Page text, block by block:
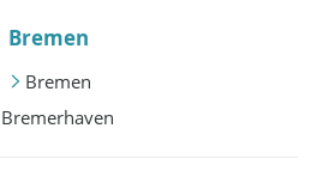
Bremen
Bremen
Bremerhaven